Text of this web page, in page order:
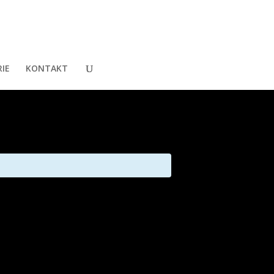
KONTAKT